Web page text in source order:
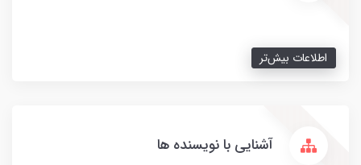
اطلاعات بیش‌تر
آشنایی با نویسنده ها